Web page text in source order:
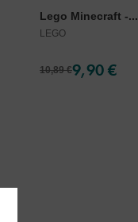
Lego Minecraft -...
LEGO
10,89 €9,90 €